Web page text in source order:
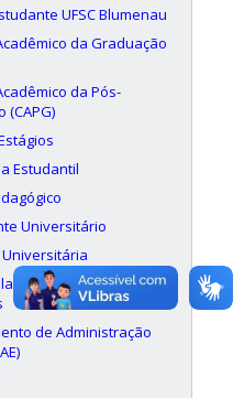
UFSC Blumenau
da Graduação
da Pós-
(CAPG)
Estudantil
Universitário
aos finais de semana
de Administração